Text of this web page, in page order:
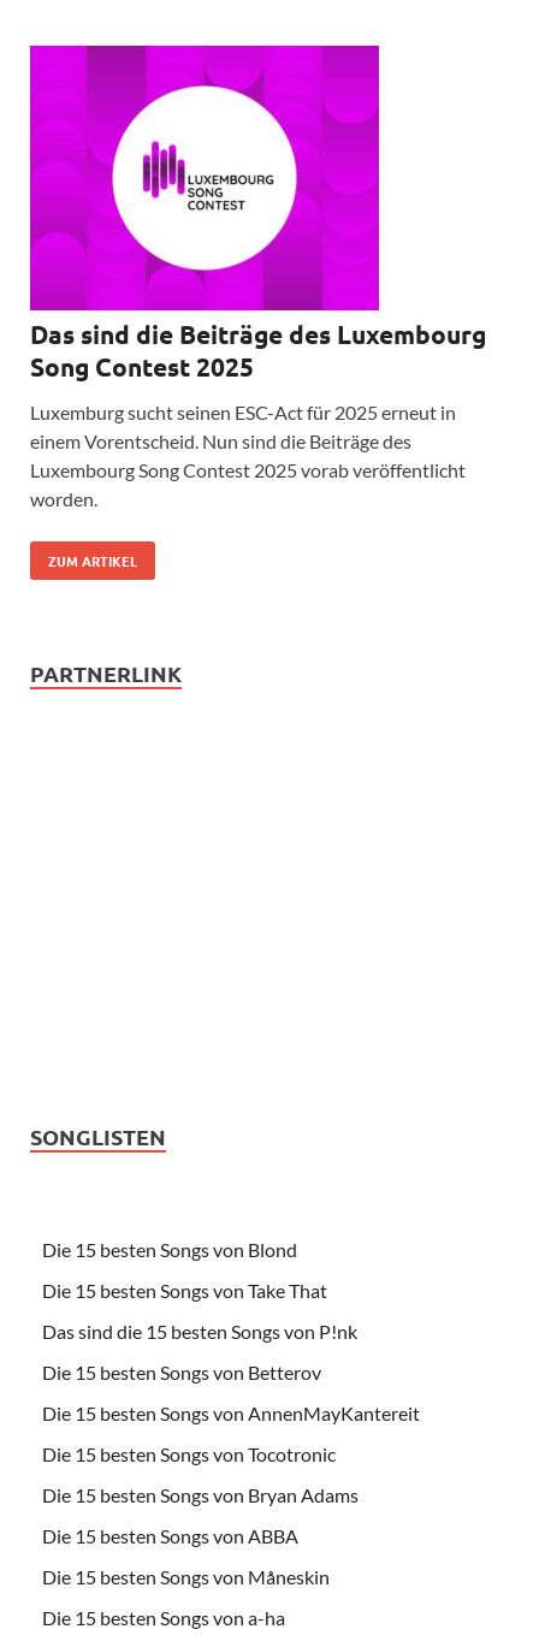
Das sind die Beiträge des Luxembourg
Song Contest 2025
Luxemburg sucht seinen ESC-Act für 2025 erneut in
einem Vorentscheid. Nun sind die Beiträge des
Luxembourg Song Contest 2025 vorab veröffentlicht
worden.
ZUM ARTIKEL
PARTNERLINK
SONGLISTEN
Die 15 besten Songs von Blond
Die 15 besten Songs von Take That
Das sind die 15 besten Songs von P!nk
Die 15 besten Songs von Betterov
Die 15 besten Songs von AnnenMayKantereit
Die 15 besten Songs von Tocotronic
Die 15 besten Songs von Bryan Adams
Die 15 besten Songs von ABBA
Die 15 besten Songs von Måneskin
Die 15 besten Songs von a-ha